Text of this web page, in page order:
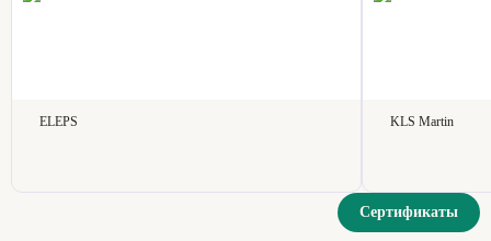
ELEPS KLS Martin
Сертификаты